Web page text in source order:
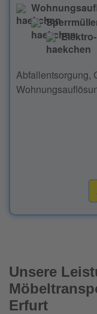
Abfallentsorgung,
Unsere
Erfurt